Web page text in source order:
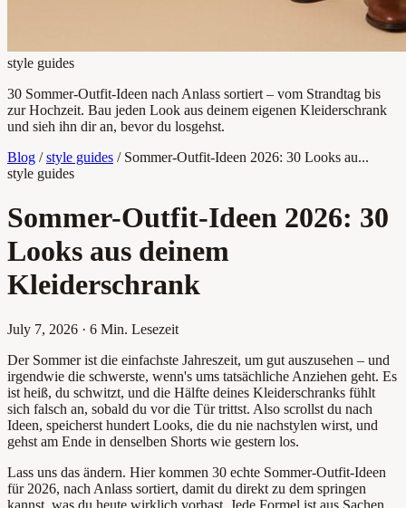
style guides
30 Sommer-Outfit-Ideen nach Anlass sortiert – vom Strandtag bis
zur Hochzeit. Bau jeden Look aus deinem eigenen Kleiderschrank
und sieh ihn dir an, bevor du losgehst.
Blog / style guides / Sommer-Outfit-Ideen 2026: 30 Looks au...
style guides
Sommer-Outfit-Ideen 2026: 30
Looks aus deinem
Kleiderschrank
July 7, 2026 · 6 Min. Lesezeit
Der Sommer ist die einfachste Jahreszeit, um gut auszusehen – und
irgendwie die schwerste, wenn's ums tatsächliche Anziehen geht. Es
ist heiß, du schwitzt, und die Hälfte deines Kleiderschranks fühlt
sich falsch an, sobald du vor die Tür trittst. Also scrollst du nach
Ideen, speicherst hundert Looks, die du nie nachstylen wirst, und
gehst am Ende in denselben Shorts wie gestern los.
Lass uns das ändern. Hier kommen 30 echte Sommer-Outfit-Ideen
für 2026, nach Anlass sortiert, damit du direkt zu dem springen
kannst, was du heute wirklich vorhast. Jede Formel ist aus Sachen